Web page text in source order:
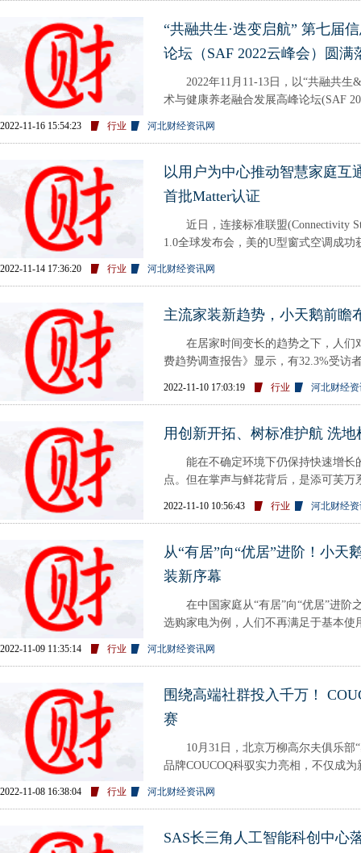
“共融共生·迭变启航” 第七届
论坛（SAF 2022云峰会）圆满
2022年11月11-13日，以“共融共生
术与健康养老融合发展高峰论坛(SAF
2022-11-16 15:54:23 行业 河北财经资讯网
以用户为中心推动智慧家庭互
首批Matter认证
近日，连接标准联盟(Connectivity
1.0全球发布会，美的U型窗式空调成
2022-11-14 17:36:20 行业 河北财经资讯网
主流家装新趋势，小天鹅前瞻
在居家时间变长的趋势之下，人们
费趋势调查报告》显示，有32.3%受访
2022-11-10 17:03:19 行业 河北财经
用创新开拓、树标准护航 洗
能在不确定环境下仍保持快速增长
点。但在掌声与鲜花背后，是添可芙
2022-11-10 10:56:43 行业 河北财经
从“有居”向“优居”进阶！小天
装新序幕
在中国家庭从“有居”向“优居”进阶
选购家电为例，人们不再满足于基本
2022-11-09 11:35:14 行业 河北财经资讯网
围绕高端社群投入千万！
赛
10月31日，北京万柳高尔夫俱乐部“
品牌COUCOQ科驭实力亮相，不仅成
2022-11-08 16:38:04 行业 河北财经资讯网
SAS长三角人工智能科创中心